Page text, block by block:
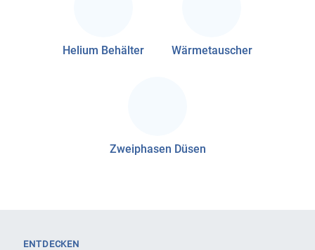
Helium Behälter Wärmetauscher
Zweiphasen Düsen
ENTDECKEN